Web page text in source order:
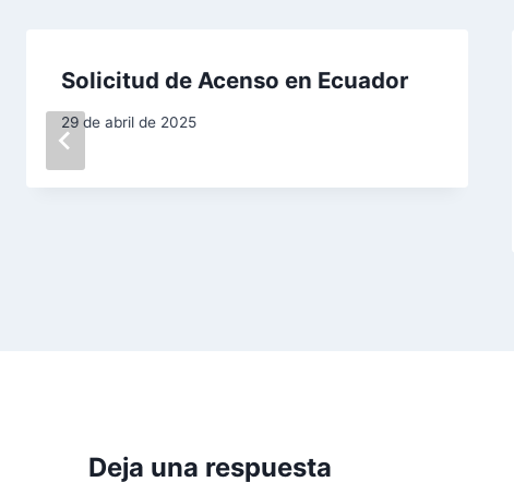
i
ó
n
Solicitud de Acenso en Ecuador
29 de abril de 2025
Deja una respuesta